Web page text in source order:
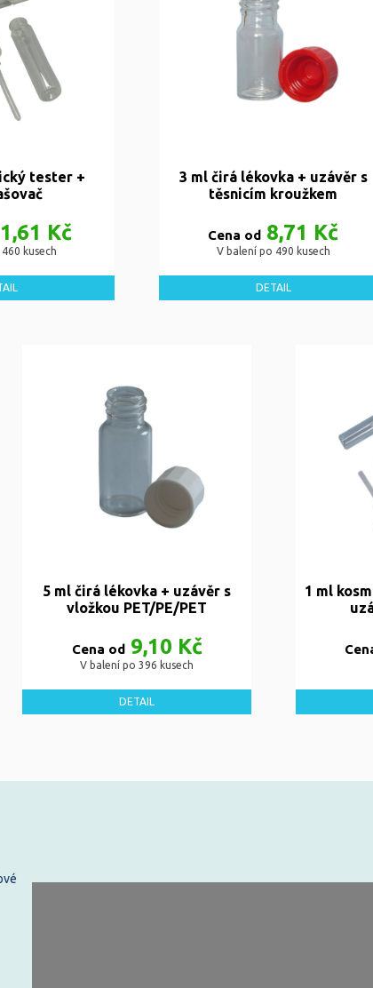
tester +
Kč
kusech
3 ml čirá lékovka + uzávěr s
těsnicím kroužkem
Cena od 8,71 Kč
V balení po 490 kusech
DETAIL
5 ml čirá lékovka + uzávěr s
vložkou PET/PE/PET
Cena od9,10 Kč
V balení po 396 kusech
DETAIL
1 ml